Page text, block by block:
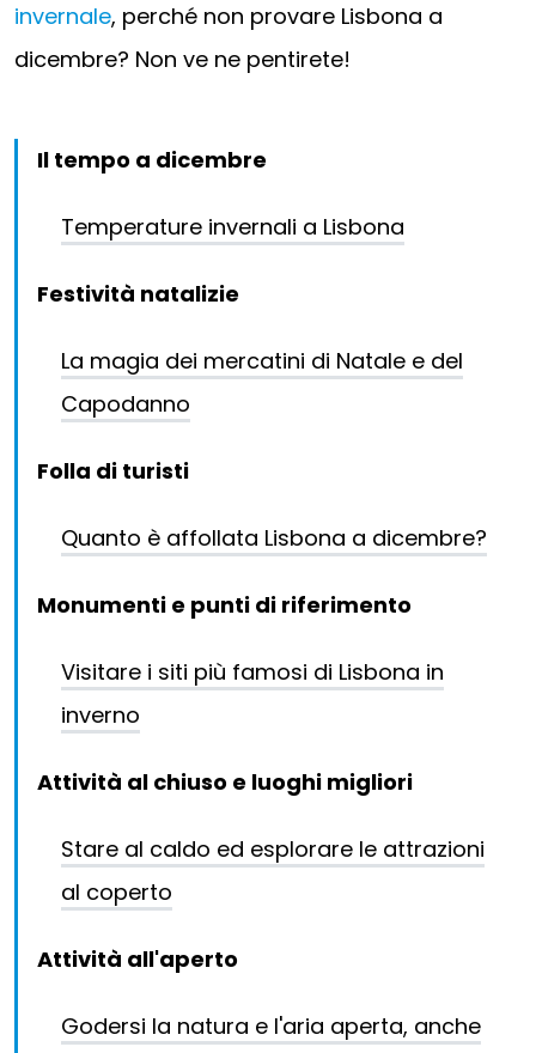
invernale, perché non provare Lisbona a
dicembre? Non ve ne pentirete!
Il tempo a dicembre
Temperature invernali a Lisbona
Festività natalizie
La magia dei mercatini di Natale e del
Capodanno
Folla di turisti
Quanto è affollata Lisbona a dicembre?
Monumenti e punti di riferimento
Visitare i siti più famosi di Lisbona in
inverno
Attività al chiuso e luoghi migliori
Stare al caldo ed esplorare le attrazioni
al coperto
Attività all'aperto
Godersi la natura e l'aria aperta, anche